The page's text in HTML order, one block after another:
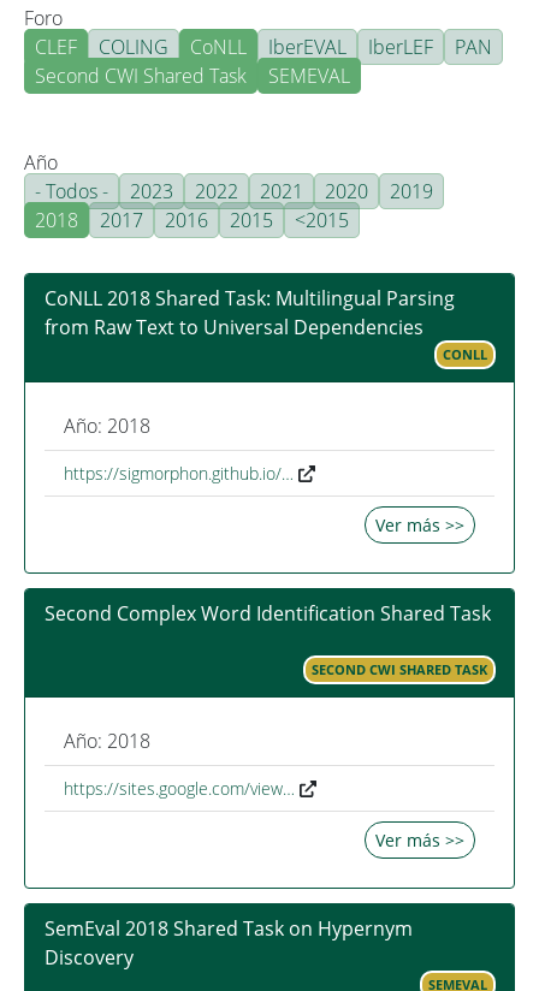
Foro
CLEF
COLING CoNLL IberEVAL IberLEF
PAN
Second CWI Shared Task
SEMEVAL
Año
- Todos -
2023 2022 2021 2020
2019
2018
2017 2016 2015 <2015
CoNLL 2018 Shared Task: Multilingual Parsing
from Raw Text to Universal Dependencies
CONLL
Año: 2018
https://sigmorphon.github.io/…
Ver más >>
Second Complex Word Identification Shared Task
SECOND CWI SHARED TASK
Año: 2018
https://sites.google.com/view…
Ver más >>
SemEval 2018 Shared Task on Hypernym
Discovery
SEMEVAL